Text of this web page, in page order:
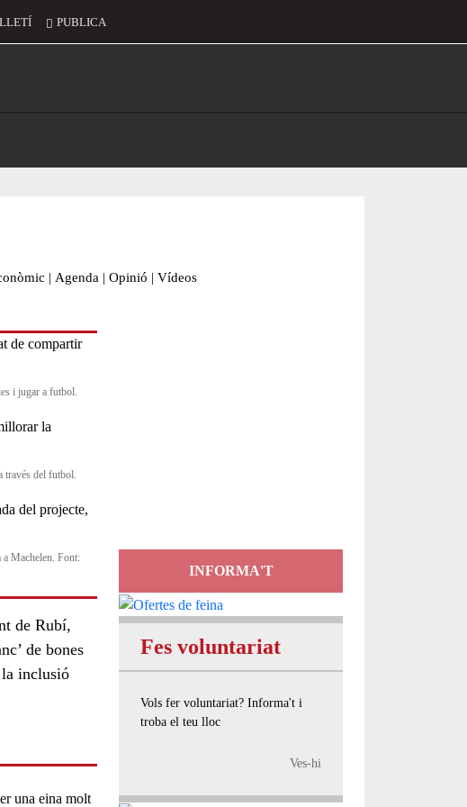
PUBLICA
menu
| Agenda | Opinió | Vídeos
i jugar a futbol.
través del futbol.
a Machelen. Font:
de Rubí,
de bones
la inclusió
una eina molt
INFORMA'T
Fes voluntariat
Vols fer voluntariat? Informa't i
troba el teu lloc
Ves-hi